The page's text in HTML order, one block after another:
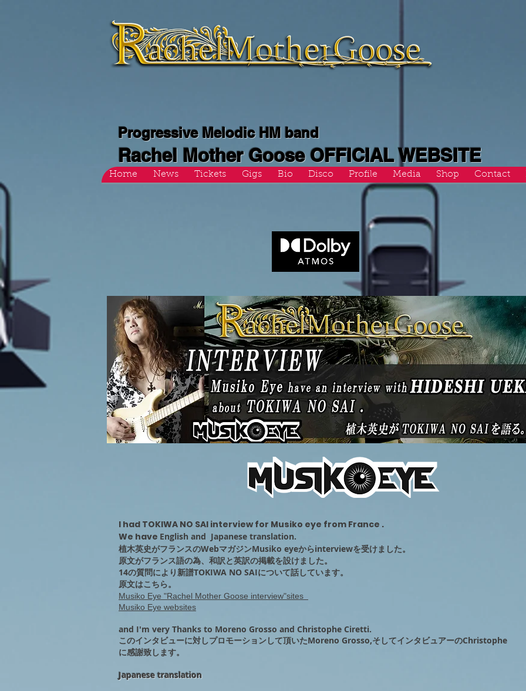
Progressive Melodic HM band
Rachel Mother Goose OFFICIAL WEBSITE
Home News Tickets Gigs Bio Disco Profile Media Shop Contact
I had TOKIWA NO SAI interview for Musiko eye from France .
We have English and Japanese translation.
植木英史がフランスのWebマガジンMusiko eyeからinterviewを受けました。
原文がフランス語の為、和訳と英訳の掲載を設けました。
14の質問により新譜TOKIWA NO SAIについて話しています。
​原文はこちら。
Musiko Eye "Rachel Mother Goose interview"sites
Musiko Eye websites
and I'm very Thanks to Moreno Grosso and Christophe Ciretti.
このインタビューに対しプロモーションして頂いたMoreno Grosso,そしてインタビュアーのChristophe
に感謝致します。
Japanese translation